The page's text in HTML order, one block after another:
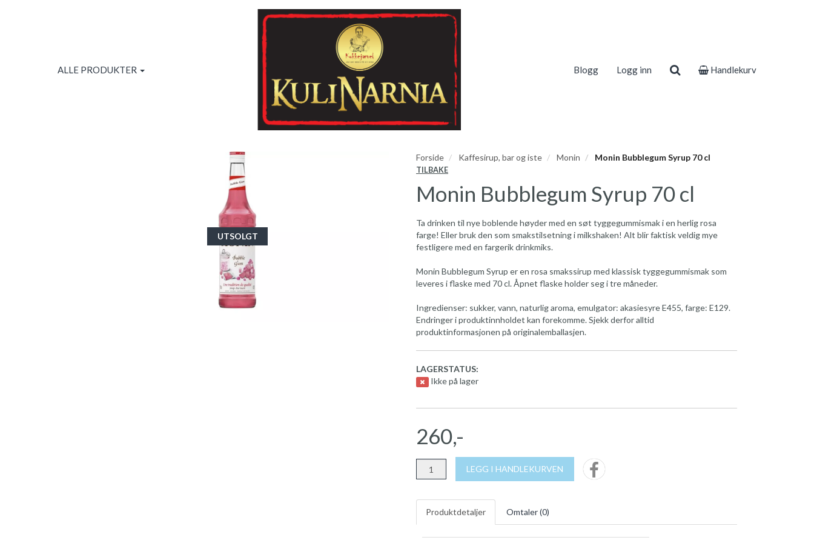
ALLE PRODUKTER Blogg Logg inn Handlekurv
UTSOLGT
Forside Kaffesirup, bar og iste Monin Monin Bubblegum Syrup 70 cl
TILBAKE
Monin Bubblegum Syrup 70 cl
Ta drinken til nye boblende høyder med en søt tyggegummismak i en herlig rosa
farge! Eller bruk den som smakstilsetning i milkshaken! Alt blir faktisk veldig mye
festligere med en fargerik drinkmiks.
Monin Bubblegum Syrup er en rosa smakssirup med klassisk tyggegummismak som
leveres i flaske med 70 cl. Åpnet flaske holder seg i tre måneder.
Ingredienser: sukker, vann, naturlig aroma, emulgator: akasiesyre E455, farge: E129.
Endringer i produktinnholdet kan forekomme. Sjekk derfor alltid
produktinformasjonen på originalemballasjen.
LAGERSTATUS:
Ikke på lager
260,-
LEGG I HANDLEKURVEN
Produktdetaljer Omtaler (0)